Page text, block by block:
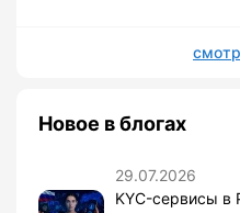
Новое в блогах
29.07.2026
KYC-сервисы в